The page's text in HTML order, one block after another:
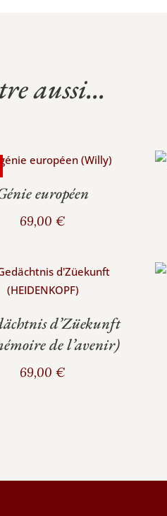
aussi...
européen
69,00€
d’Züekunft
de l’avenir)
69,00€